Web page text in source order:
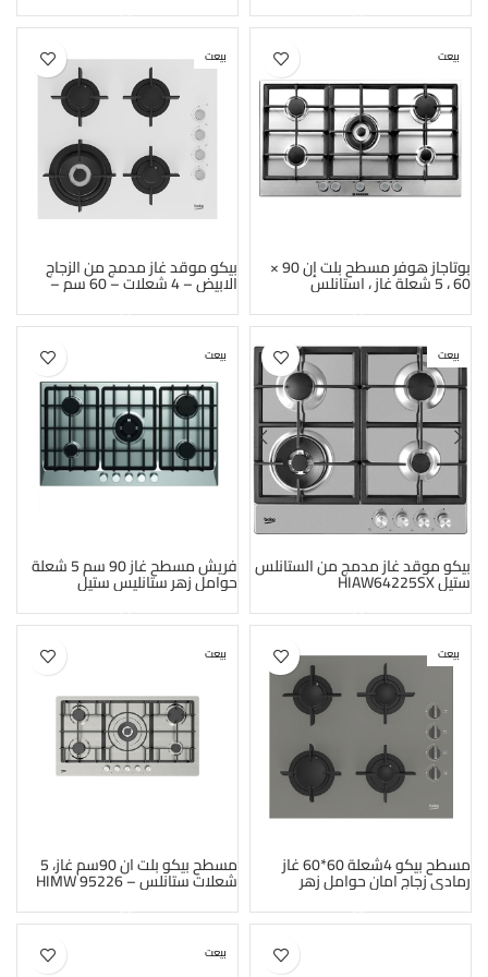
بيعت
بوتاجاز هوفر مسطح بلت إن 90 ×
60 ، 5 شعلة غاز ، استانلس
HG953/1SXGH-EGY
بيعت
بيكو موقد غاز مدمج من الزجاج
الابيض – 4 شعلات – 60 سم –
HILW 64122 SWE
بيعت
بيكو موقد غاز مدمج من الستانلس
ستيل HIAW64225SX
بيعت
فريش مسطح غاز 90 سم 5 شعلة
حوامل زهر ستانليس ستيل
HAFR90CMSC1-8869
بيعت
مسطح بيكو 4شعلة 60*60 غاز
رمادى زجاج امان حوامل زهر
BOCDT6010EGE
بيعت
مسطح بيكو بلت ان 90سم غاز، 5
شعلات ستانلس – HIMW 95226
بيعت